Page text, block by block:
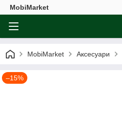
MobiMarket
MobiMarket Аксесуари
–15%